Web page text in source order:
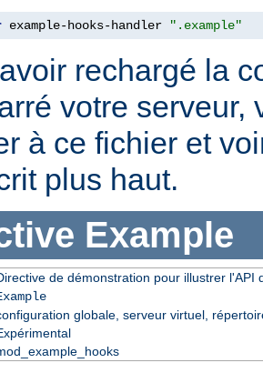
example-hooks-handler ".example"
rechargé la
votre serveur,
à ce fichier et
plus haut.
Example
de démonstration pour illustrer l'API
globale, serveur virtuel,